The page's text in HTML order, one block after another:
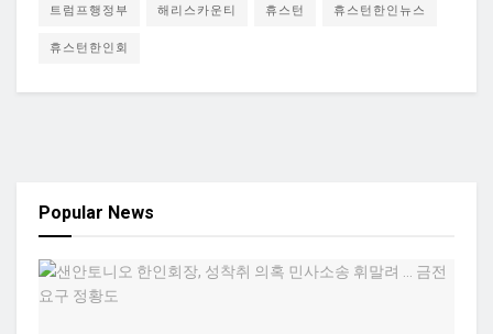
트럼프행정부 해리스카운티 휴스턴 휴스턴한인뉴스
휴스턴한인회
Popular News